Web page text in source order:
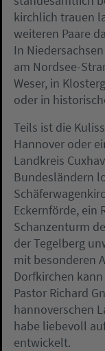
kirchlich trauen
weiteren Paare
In
am Nordsee-
Weser, in
oder in
Teils ist die
Hannover oder
Landkreis
Bundesländern
Eckernförde, ein
Schanzenturm
der Tegelberg
mit besonderen
Dorfkirchen
Pastor Richard
hannoverschen
habe liebevoll
entwickelt.